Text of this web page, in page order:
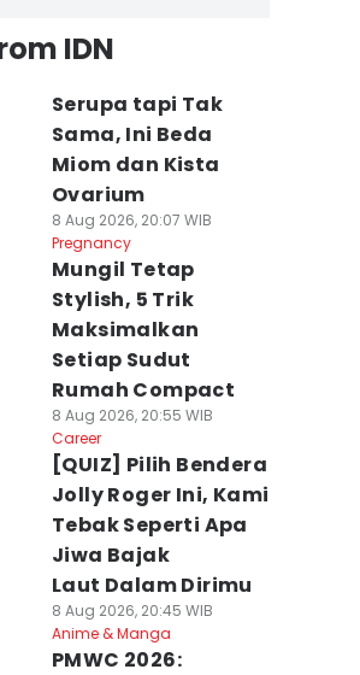
IDN
Serupa tapi Tak
Sama, Ini Beda
Miom dan Kista
Ovarium
8 Aug 2026, 20:07 WIB
Pregnancy
Mungil Tetap
Stylish, 5 Trik
Maksimalkan
Setiap Sudut
Rumah Compact
8 Aug 2026, 20:55 WIB
Career
[QUIZ] Pilih Bendera
Jolly Roger Ini, Kami
Tebak Seperti Apa
Jiwa Bajak
Laut Dalam Dirimu
8 Aug 2026, 20:45 WIB
Anime & Manga
PMWC 2026: